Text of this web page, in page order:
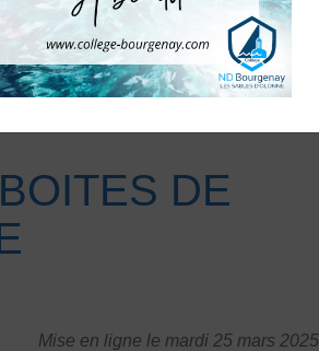
DE
Mise en ligne le mardi 25 mars 2025